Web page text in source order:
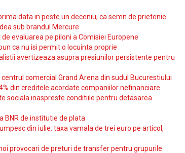
data in peste un deceniu, ca semn de prietenie
sub brandul Mercure
evaluarea pe piloni a Comisiei Europene
ca nu isi permit o locuinta proprie
avertizeaza asupra presiunilor persistente pentru
centrul comercial Grand Arena din sudul Bucurestiului
din creditele acordate companiilor nefinanciare
sociala inaspreste conditiile pentru detasarea
BNR de institutie de plata
din iulie: taxa vamala de trei euro pe articol,
provocari de preturi de transfer pentru grupurile